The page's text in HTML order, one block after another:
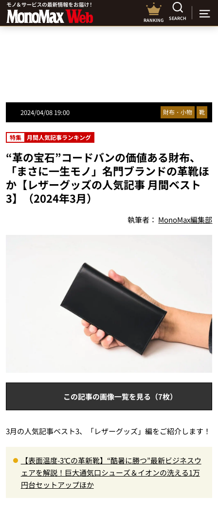
RANKING SEARCH
2024/04/08 19:00 財布・小物 靴
特集 月間人気記事ランキング
“革の宝石”コードバンの価値ある財布、
「まさに一生モノ」名門ブランドの革靴ほ
か【レザーグッズの人気記事 月間ベスト
3】（2024年3月）
執筆者： MonoMax編集部
この記事の画像一覧を見る（7枚）
3月の人気記事ベスト3、「レザーグッズ」編をご紹介します！
【表面温度-3℃の革新靴】“酷暑に勝つ”最新ビジネスウ
ェアを解説！巨大通気口シューズ＆イオンの洗える1万
円台セットアップほか